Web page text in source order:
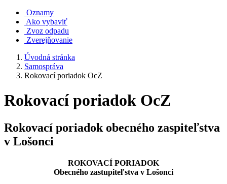
Oznamy
Ako vybaviť
Zvoz odpadu
Zverejňovanie
Úvodná stránka
Samospráva
Rokovací poriadok OcZ
Rokovací poriadok OcZ
Rokovací poriadok obecného zaspiteľstva
v Lošonci
ROKOVACÍ PORIADOK
Obecného zastupiteľstva v Lošonci